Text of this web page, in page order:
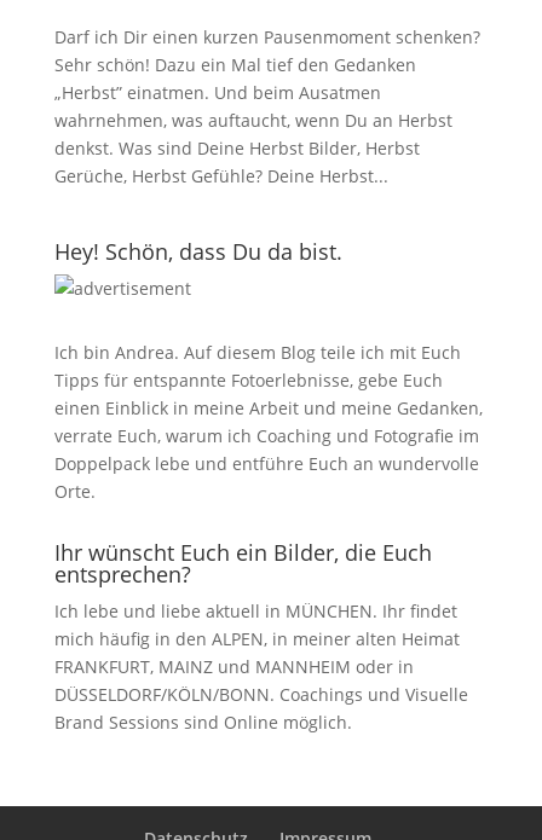
Darf ich Dir einen kurzen Pausenmoment schenken?
Sehr schön! Dazu ein Mal tief den Gedanken
„Herbst” einatmen. Und beim Ausatmen
wahrnehmen, was auftaucht, wenn Du an Herbst
denkst. Was sind Deine Herbst Bilder, Herbst
Gerüche, Herbst Gefühle? Deine Herbst...
Hey! Schön, dass Du da bist.
Ich bin Andrea. Auf diesem Blog teile ich mit Euch
Tipps für entspannte Fotoerlebnisse, gebe Euch
einen Einblick in meine Arbeit und meine Gedanken,
verrate Euch, warum ich Coaching und Fotografie im
Doppelpack lebe und entführe Euch an wundervolle
Orte.
Ihr wünscht Euch ein Bilder, die Euch
entsprechen?
Ich lebe und liebe aktuell in MÜNCHEN. Ihr findet
mich häufig in den ALPEN, in meiner alten Heimat
FRANKFURT, MAINZ und MANNHEIM oder in
DÜSSELDORF/KÖLN/BONN. Coachings und Visuelle
Brand Sessions sind Online möglich.